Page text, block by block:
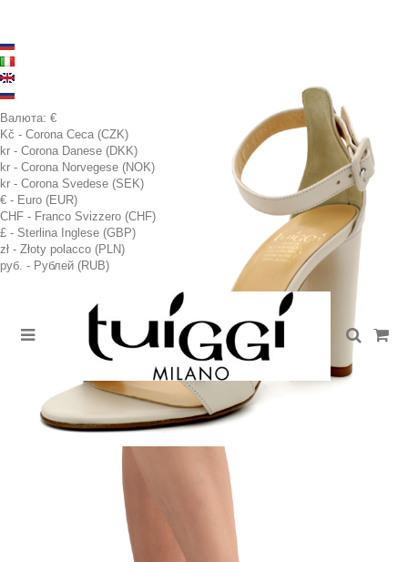
Валюта: €
Kč - Corona Ceca (CZK)
kr - Corona Danese (DKK)
kr - Corona Norvegese (NOK)
kr - Corona Svedese (SEK)
€ - Euro (EUR)
CHF - Franco Svizzero (CHF)
£ - Sterlina Inglese (GBP)
zł - Złoty polacco (PLN)
руб. - Рублей (RUB)